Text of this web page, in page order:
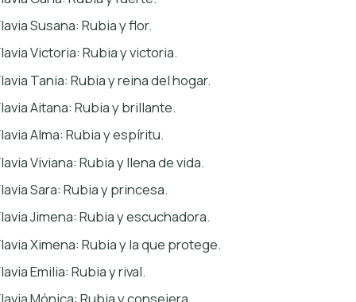
Susana: Rubia y flor.
Victoria: Rubia y victoria.
Tania: Rubia y reina del hogar.
Aitana: Rubia y brillante.
Alma: Rubia y espíritu.
Viviana: Rubia y llena de vida.
Sara: Rubia y princesa.
Jimena: Rubia y escuchadora.
Ximena: Rubia y la que protege.
Emilia: Rubia y rival.